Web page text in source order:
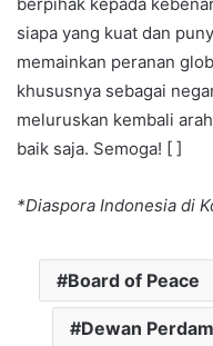
siapa yang kuat dan
memainkan peranan
khususnya sebagai
meluruskan kembali
baik saja. Semoga! [ ]
*Diaspora Indonesia di
Board of Peace
Dewan